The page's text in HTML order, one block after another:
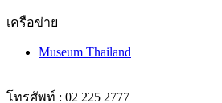
Museum Thailand
โทรสาร : 02 225 2775